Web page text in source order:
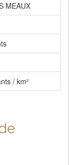
MEAUX
/ km²